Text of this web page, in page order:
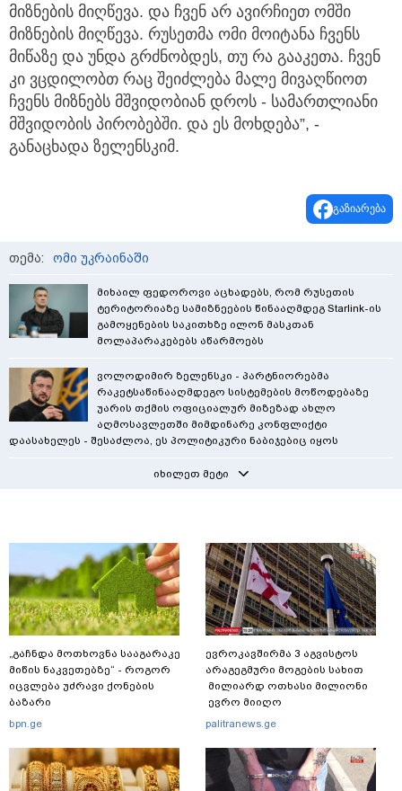
მიზნების მიღწევა. და ჩვენ არ ავირჩიეთ ომში
მიზნების მიღწევა. რუსეთმა ომი მოიტანა ჩვენს
მიწაზე და უნდა გრძნობდეს, თუ რა გააკეთა. ჩვენ
კი ვცდილობთ რაც შეიძლება მალე მივაღწიოთ
ჩვენს მიზნებს მშვიდობიან დროს - სამართლიანი
მშვიდობის პირობებში. და ეს მოხდება”, -
განაცხადა ზელენსკიმ.
გაზიარება
თემა: ომი უკრაინაში
მიხაილ ფედოროვი აცხადებს, რომ რუსეთის
ტერიტორიაზე სამიზნეების წინააღმდეგ Starlink-ის
გამოყენების საკითხზე ილონ მასკთან
მოლაპარაკებებს აწარმოებს
ვოლოდიმირ ზელენსკი - პარტნიორებმა
რაკეტსაწინააღმდეგო სისტემების მოწოდებაზე
უარის თქმის ოფიციალურ მიზეზად ახლო
აღმოსავლეთში მიმდინარე კონფლიქტი
დაასახელეს - შესაძლოა, ეს პოლიტიკური ნაბიჯებიც იყოს
იხილეთ მეტი
„გაჩნდა მოთხოვნა სააგარაკე
მიწის ნაკვეთებზე“ - როგორ
იცვლება უძრავი ქონების
ბაზარი
bpn.ge
ევროკავშირმა 3 აგვისტოს
არაგეგმური მოგების სახით
მილიარდ ოთხასი მილიონი
ევრო მიიღო
palitranews.ge